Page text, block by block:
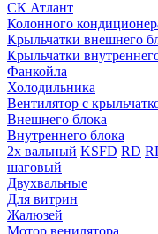
СК Атлант
Колонного
Крыльчатки внешнего
Крыльчатки
Фанкойла
Холодильника
Вентилятор с
Внешнего блока
Внутреннего блока
2х вальный KSFD RD
шаговый
Двухвальные
Для витрин
Жалюзей
Мотор венилятора